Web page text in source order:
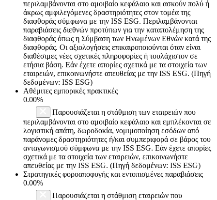
περιλαμβάνονται στο αμοιβαίο κεφάλαιο και ασκούν πολύ ή
άκρως αμφιλεγόμενες δραστηριότητες στον τομέα της
διαφθοράς σύμφωνα με την ISS ESG. Περιλαμβάνονται
παραβιάσεις διεθνών προτύπων για την καταπολέμηση της
διαφθοράς όπως η Σύμβαση των Ηνωμένων Εθνών κατά της
διαφθοράς. Οι αξιολογήσεις επικαιροποιούνται όταν είναι
διαθέσιμες νέες σχετικές πληροφορίες ή τουλάχιστον σε
ετήσια βάση. Εάν έχετε απορίες σχετικά με τα στοιχεία των
εταιρειών, επικοινωνήστε απευθείας με την ISS ESG. (Πηγή
δεδομένων: ISS ESG)
Αθέμιτες εμπορικές πρακτικές
0.00%
Παρουσιάζεται η στάθμιση των εταιρειών που
περιλαμβάνονται στο αμοιβαίο κεφάλαιο και εμπλέκονται σε
λογιστική απάτη, δωροδοκία, νομιμοποίηση εσόδων από
παράνομες δραστηριότητες ή/και συμπεριφορά σε βάρος του
ανταγωνισμού σύμφωνα με την ISS ESG. Εάν έχετε απορίες
σχετικά με τα στοιχεία των εταιρειών, επικοινωνήστε
απευθείας με την ISS ESG. (Πηγή δεδομένων: ISS ESG)
Στρατηγικές φοροαποφυγής και εντοπισμένες παραβιάσεις
0.00%
Παρουσιάζεται η στάθμιση εταιρειών που